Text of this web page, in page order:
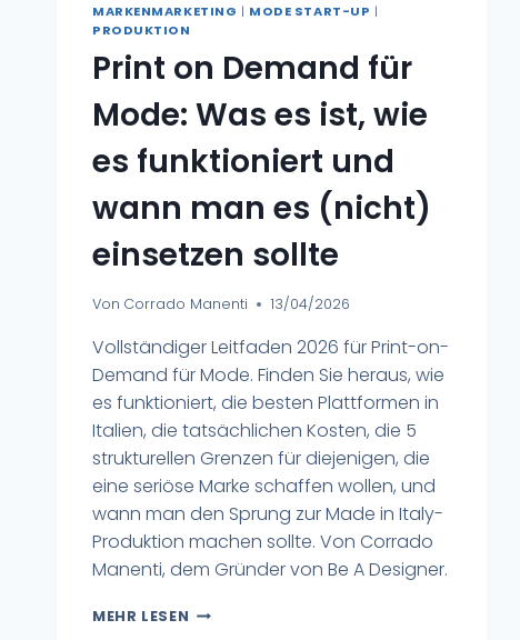
MARKENMARKETING | MODE START-UP |
PRODUKTION
Print on Demand für
Mode: Was es ist, wie
es funktioniert und
wann man es (nicht)
einsetzen sollte
Von Corrado Manenti 13/04/2026
Vollständiger Leitfaden 2026 für Print-on-
Demand für Mode. Finden Sie heraus, wie
es funktioniert, die besten Plattformen in
Italien, die tatsächlichen Kosten, die 5
strukturellen Grenzen für diejenigen, die
eine seriöse Marke schaffen wollen, und
wann man den Sprung zur Made in Italy-
Produktion machen sollte. Von Corrado
Manenti, dem Gründer von Be A Designer.
MEHR LESEN